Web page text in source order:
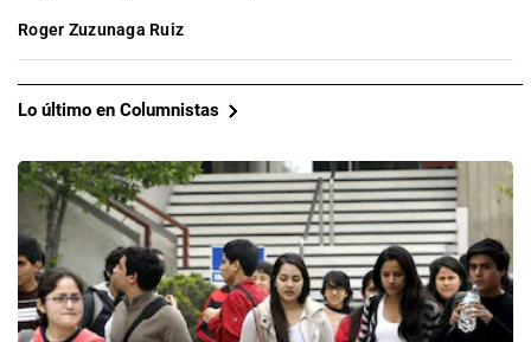
Roger Zuzunaga Ruiz
Lo último en Columnistas